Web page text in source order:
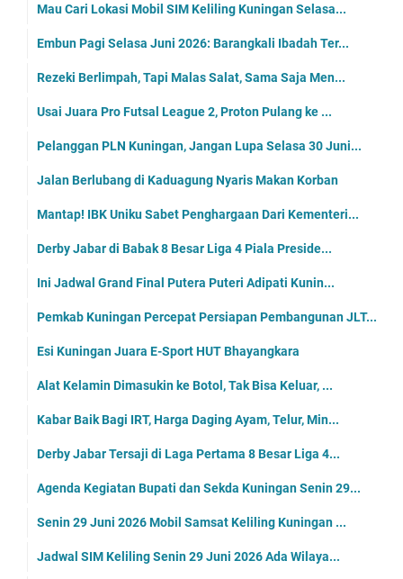
Mau Cari Lokasi Mobil SIM Keliling Kuningan Selasa...
Embun Pagi Selasa Juni 2026: Barangkali Ibadah Ter...
Rezeki Berlimpah, Tapi Malas Salat, Sama Saja Men...
Usai Juara Pro Futsal League 2, Proton Pulang ke ...
Pelanggan PLN Kuningan, Jangan Lupa Selasa 30 Juni...
Jalan Berlubang di Kaduagung Nyaris Makan Korban
Mantap! IBK Uniku Sabet Penghargaan Dari Kementeri...
Derby Jabar di Babak 8 Besar Liga 4 Piala Preside...
Ini Jadwal Grand Final Putera Puteri Adipati Kunin...
Pemkab Kuningan Percepat Persiapan Pembangunan JLT...
Esi Kuningan Juara E-Sport HUT Bhayangkara
Alat Kelamin Dimasukin ke Botol, Tak Bisa Keluar, ...
Kabar Baik Bagi IRT, Harga Daging Ayam, Telur, Min...
Derby Jabar Tersaji di Laga Pertama 8 Besar Liga 4...
Agenda Kegiatan Bupati dan Sekda Kuningan Senin 29...
Senin 29 Juni 2026 Mobil Samsat Keliling Kuningan ...
Jadwal SIM Keliling Senin 29 Juni 2026 Ada Wilaya...